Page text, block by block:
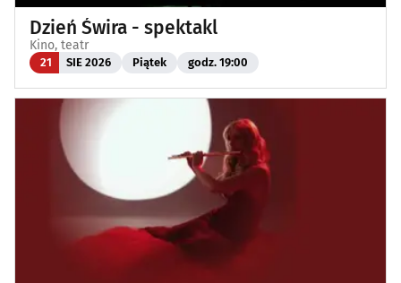
Dzień Świra - spektakl
Kino, teatr
21 SIE 2026 Piątek godz. 19:00